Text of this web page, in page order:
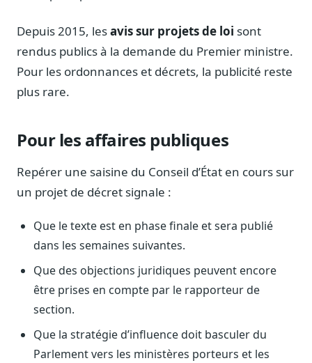
Depuis 2015, lesavis sur projets de loi sont
rendus publics à la demande du Premier ministre.
Pour les ordonnances et décrets, la publicité reste
plus rare.
Pour les affaires publiques
Repérer une saisine du Conseil d’État en cours sur
un projet de décret signale :
Que le texte est en phase finale et sera publié
dans les semaines suivantes.
Que des objections juridiques peuvent encore
être prises en compte par le rapporteur de
section.
Que la stratégie d’influence doit basculer du
Parlement vers les ministères porteurs et les